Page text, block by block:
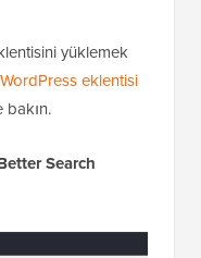
yüklemek
WordPress eklentisi
Search